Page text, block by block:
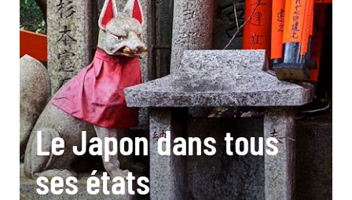
Le Japon dans tous
ses états